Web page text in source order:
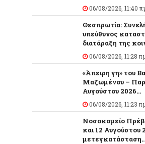
06/08/2026, 11:40
Θεσπρωτία:
υπεύθυνος
διατάραξη της
06/08/2026, 11:28
«Άπειρη γη» του
Μαζωμένου –
Αυγούστου 2026...
06/08/2026, 11:23
Νοσοκομείο
και 12 Αυγούστου